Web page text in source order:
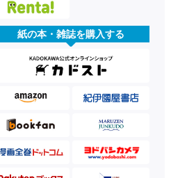
紙の本・雑誌を購入する